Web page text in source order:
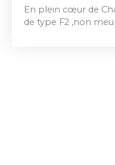
En plein cœur de
de type F2 ,non